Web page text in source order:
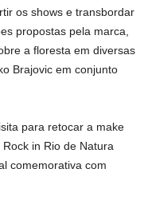
os shows e transbordar
propostas pela marca,
a floresta em diversas
Brajovic em conjunto
para retocar a make
in Rio de Natura
comemorativa com